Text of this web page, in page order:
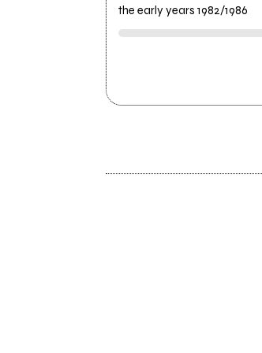
the early years 1982/1986